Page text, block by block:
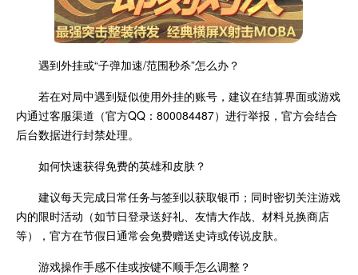
遇到外挂或“子弹加速/范围秒杀”怎么办？
若在对局中遇到疑似使用外挂的账号，建议在结算界面或游戏
内通过客服渠道（官方QQ：800084487）进行举报，官方会结合
后台数据进行封禁处理。
如何快速获得免费的英雄和皮肤？
建议每天完成日常任务与签到以获取银币；同时密切关注游戏
内的限时活动（如节日登录送好礼、友情大作战、材料兑换商店
等），官方在节假日通常会免费赠送史诗或传说皮肤。
游戏操作手感不佳或按键不顺手怎么调整？